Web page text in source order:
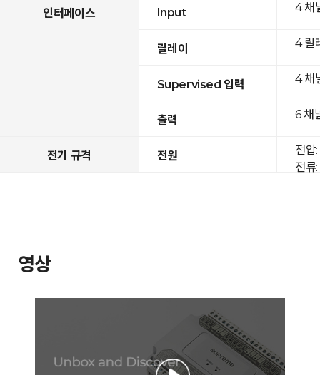
인터페이스 Input
릴레이
Supervised 입력
출력
전기 규격 전원
4 채
4 릴
4 채
6 채
전압
전류
영상